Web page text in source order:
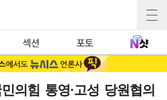
섹션 포토
의힘 통영·고성 당원협의